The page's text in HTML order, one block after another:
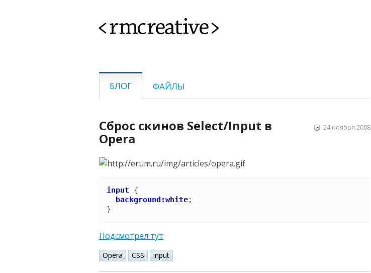
<rmcreative>
БЛОГ ФАЙЛЫ
Сброс скинов Select/Input в
Opera
24 ноября 2008
input
{
background:white
}
Подсмотрел тут
Opera CSS input